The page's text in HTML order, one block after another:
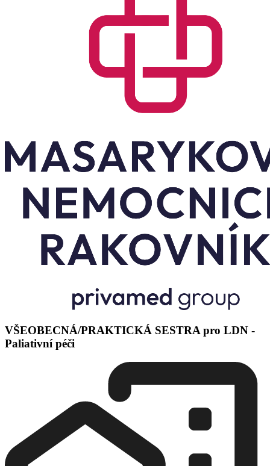
VŠEOBECNÁ/PRAKTICKÁ SESTRA pro LDN -
Paliativní péči